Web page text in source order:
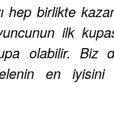
hep birlikte
ilk
olabilir. Biz
en iyisini